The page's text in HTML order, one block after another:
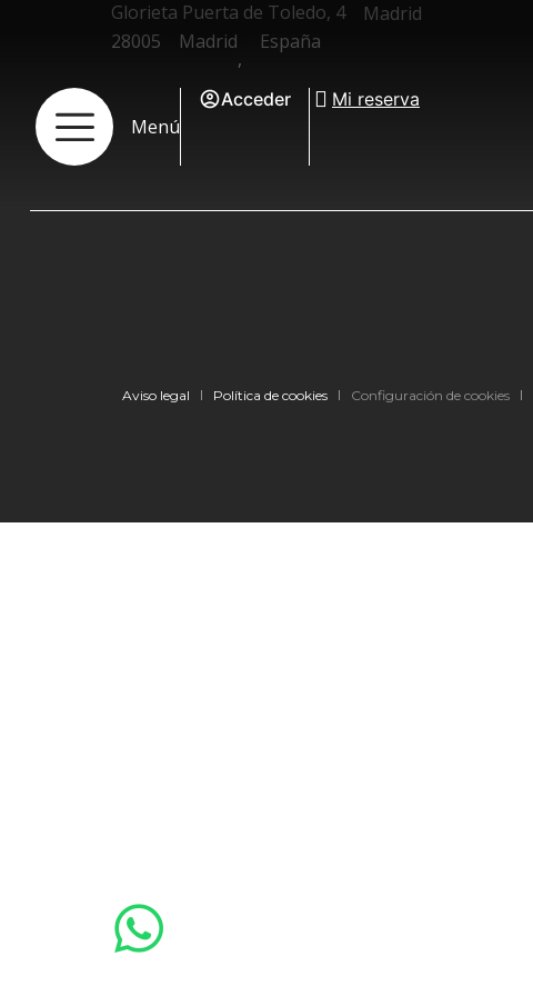
Menú
Acceder Mi reserva
Glorieta Puerta de Toledo, 4
Madrid
28005
Madrid
,
España
Aviso legal Política de cookies Configuración de cookies